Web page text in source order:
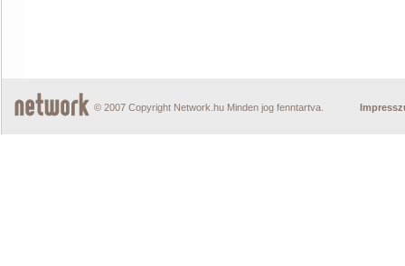
© 2007 Copyright Network.hu Minden jog fenntartva.